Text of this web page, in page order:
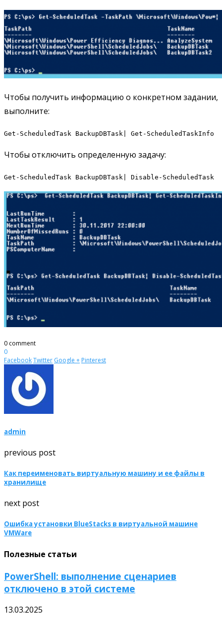
Чтобы получить информацию о конкретном задании,
выполните:
Get-ScheduledTask BackupDBTask| Get-ScheduledTaskInfo
Чтобы отключить определенную задачу:
Get-ScheduledTask BackupDBTask| Disable-ScheduledTask
0 comment
0
FacebookTwitter Google + Pinterest
admin
previous post
Как переименовать виртуальную машину и ее файлы в
хранилище
next post
Ошибка установки BlueStacks в виртуальной машине
VMWare
Полезные статьи
PowerShell: выполнение сценариев
отключено в этой системе
13.03.2025